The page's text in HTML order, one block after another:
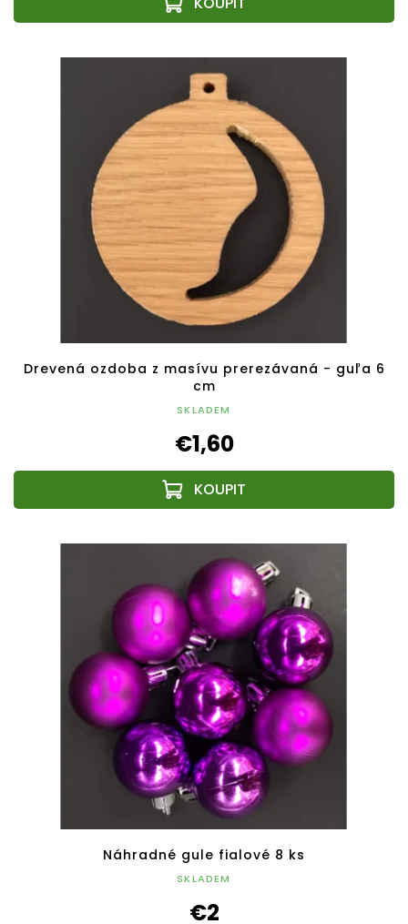
Drevená ozdoba z masívu prerezávaná - guľa 6
cm
SKLADEM
€1,60
Náhradné gule fialové 8 ks
SKLADEM
€2